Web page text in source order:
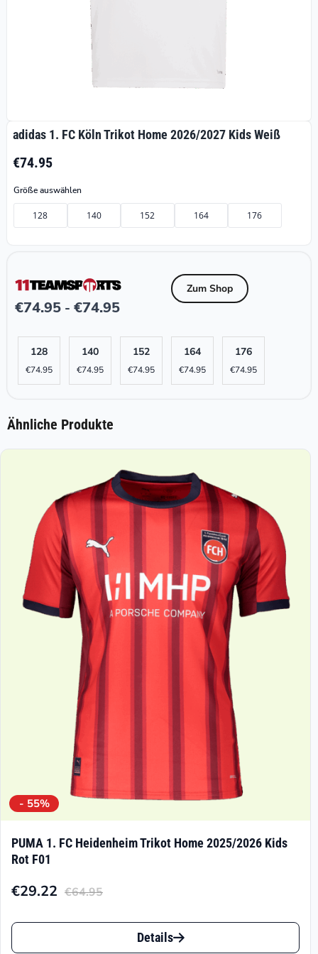
adidas 1. FC Köln Trikot Home 2026/2027 Kids Weiß
€74.95
Größe auswählen
128 140 152 164 176
€74.95 - €74.95
Zum Shop
128
€74.95
140
€74.95
152
€74.95
164
€74.95
176
€74.95
Ähnliche Produkte
- 55%
PUMA 1. FC Heidenheim Trikot Home 2025/2026 Kids
Rot F01
€64.95
Ursprünglicher
Preis
€29.22
Aktueller
Preis
Dieses
Produkt
Details